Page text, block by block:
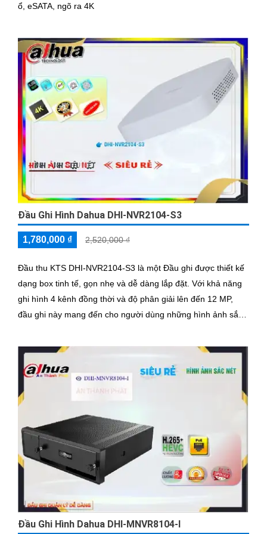
ổ, eSATA, ngõ ra 4K
Đầu Ghi Hình Dahua DHI-NVR2104-S3
1,780,000 ₫ 2,520,000 ₫
Đầu thu KTS DHI-NVR2104-S3 là một Đầu ghi được thiết kế
dạng box tinh tế, gọn nhẹ và dễ dàng lắp đặt. Với khả năng
ghi hình 4 kênh đồng thời và độ phân giải lên đến 12 MP,
đầu ghi này mang đến cho người dùng những hình ảnh sắc
Đầu Ghi Hình Dahua DHI-MNVR8104-I